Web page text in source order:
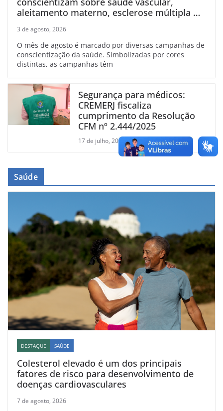
aleitamento materno, esclerose múltipla e
3 de agosto, 2026
O mês de agosto é marcado por diversas campanhas de
conscientização da saúde. Simbolizadas por cores
distintas, as campanhas têm
Segurança para médicos:
CREMERJ fiscaliza
cumprimento da Resolução
CFM nº 2.444/2025
17 de julho, 2026
Saúde
DESTAQUE SAÚDE
Colesterol elevado é um dos principais
fatores de risco para desenvolvimento de
doenças cardiovasculares
7 de agosto, 2026